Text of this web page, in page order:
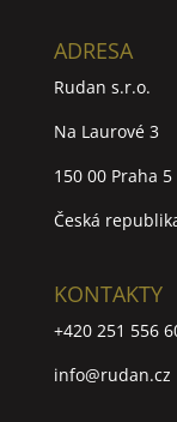
ADRESA
Rudan s.r.o.
Na Laurové 3
150 00 Praha 5
Česká
KONTAKTY
+420 251 556
info@rudan.cz